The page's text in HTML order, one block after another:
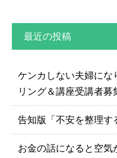
最近の投稿
ケンカしない夫婦にな
リング＆講座受講者募
告知版「不安を整理す
お金の話になると空気